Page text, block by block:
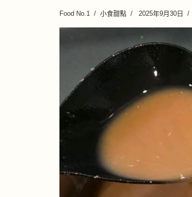
Food No.1 小食甜點 2025年9月30日